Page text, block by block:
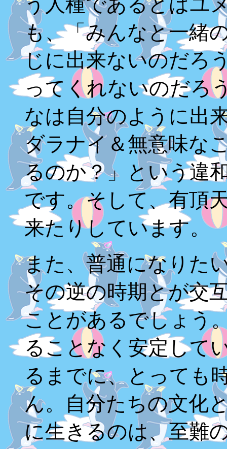
も、「みんなと一緒
じに出来ないのだろ
ってくれないのだろ
なは自分のように出
ダラナイ＆無意味な
るのか？」という違
です。そして、有頂
来たりしています。
また、普通になりた
その逆の時期とが交
ことがあるでしょう
ることなく安定して
るまでに、とっても
ん。自分たちの文化
に生きるのは、至難